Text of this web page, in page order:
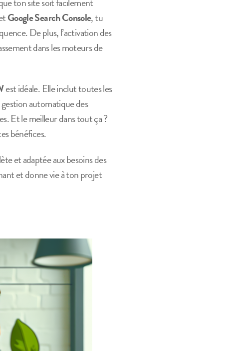
Google Search Console, tu
De plus, l’activation des
dans les moteurs de
est idéale. Elle inclut toutes les
automatique des
Et le meilleur dans tout ça ?
bénéfices.
et adaptée aux besoins des
et donne vie à ton projet